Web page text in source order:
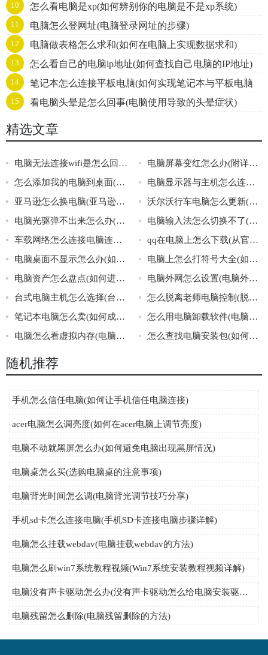
10 怎么看电脑是xp(如何辨别你的电脑是不是xp系统)
11 电脑怎么登网址(电脑登录网址的步骤)
12 电脑做表格怎么求和(如何在电脑上实现数据求和)
13 怎么看自己的电脑ip地址(如何查找自己电脑的IP地址)
14
笔记本怎么连接平板电脑(如何实现笔记本与平板电脑
无缝连接)
15 看电脑头晕是怎么回事(电脑使用导致的头晕症状)
精选文章
电脑无法连接wifi是怎么回事啊(电脑无法连接wifi的常见原因)
电脑屏幕变红怎么办(附详细介绍)
怎么添加我的电脑到桌面(添加我的电脑到桌面)
电脑显示器与主机怎么连接(连接电脑显示器和主机的方法介绍)
亚马逊怎么换电脑(亚马逊换电脑步骤)
沃尔沃行车电脑怎么更新(如何更新沃尔沃行车电脑)
电脑光驱弹不出来怎么办(解决电脑光驱弹不出来的方法)
电脑输入法怎么切换不了(解决电脑输入法无法切换问题的方法)
车载网络怎么连接电脑连接(如何让车载网络连接电脑)
qq在电脑上怎么下载(从官网下载qq的好处)
电脑桌面不显示怎么办(如何处理电脑桌面无法正常显示的情况)
电脑上怎么打符号大全(如何在电脑上打各种符号)
电脑资产怎么盘点(如何进行电脑资产盘点)
电脑外网怎么设置(电脑外网的设置方法)
台式电脑主机怎么选择(台式电脑主机的选购指南)
怎么脱离老师电脑控制(脱离老师电脑控制的方法)
笔记本电脑怎么卖(如何成功卖掉自己的笔记本电脑)
怎么用电脑卸载软件(电脑卸载软件的方法)
电脑怎么看虚拟内存(电脑如何查看虚拟内存)
怎么查找电脑安装包(如何找到电脑安装包)
随机推荐
手机怎么信任电脑(如何让手机信任电脑连接)
acer电脑怎么调亮度(如何在acer电脑上调节亮度)
电脑不动就黑屏怎么办(如何避免电脑出现黑屏情况)
电脑桌怎么买(选购电脑桌的注意事项)
电脑背光时间怎么调(电脑背光调节技巧分享)
手机sd卡怎么连接电脑(手机SD卡连接电脑步骤详解)
电脑怎么挂载webdav(电脑挂载webdav的方法)
电脑怎么刷win7系统教程视频(Win7系统安装教程视频详解)
电脑没有声卡驱动怎么办(没有声卡驱动怎么给电脑安装驱动程序)
电脑残留怎么删除(电脑残留删除的方法)